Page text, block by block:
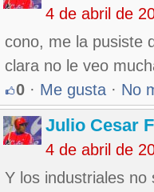
4 de abril de
cono, me la pusiste
clara no le veo
0 · Me gusta · No
Julio Cesar
4 de abril de
Y los industriales